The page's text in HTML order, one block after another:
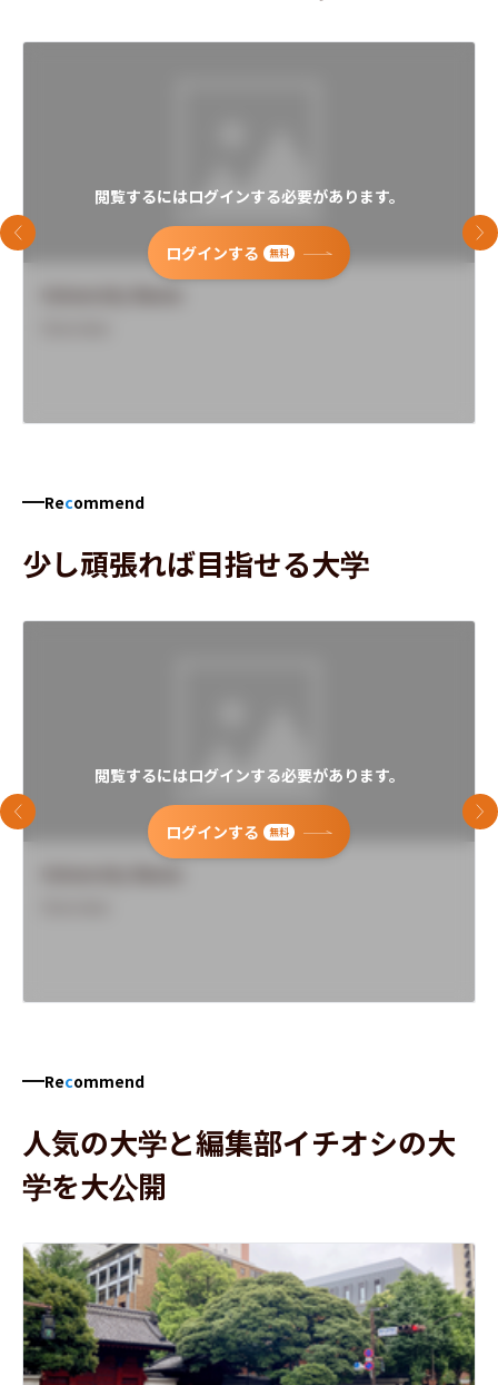
閲覧するにはログインする必要があります。
ログインする 無料
前のスライド 次
Recommend
少し頑張れば目指せる大学
閲覧するにはログインする必要があります。
ログインする 無料
前のスライド 次
Recommend
人気の大学と編集部イチオシの大
学を大公開